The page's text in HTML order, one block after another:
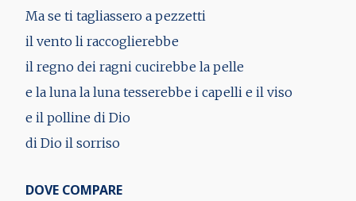
Ma se ti tagliassero a pezzetti
il vento li raccoglierebbe
il regno dei ragni cucirebbe la pelle
e la luna la luna tesserebbe i capelli e il viso
e il polline di Dio
di Dio il sorriso
DOVE COMPARE